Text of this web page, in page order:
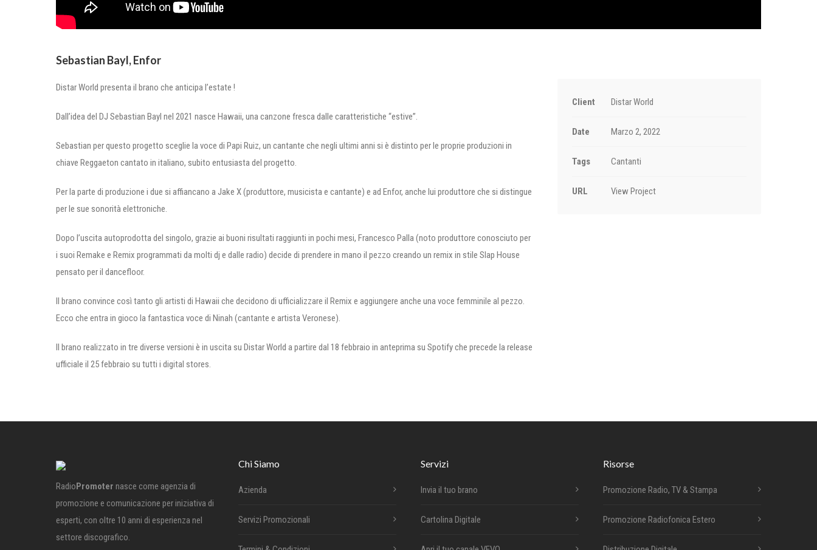
Sebastian Bayl, Enfor
Distar World presenta il brano che anticipa l’estate !
Dall’idea del DJ Sebastian Bayl nel 2021 nasce Hawaii, una canzone fresca dalle caratteristiche “estive”.
Sebastian per questo progetto sceglie la voce di Papi Ruiz, un cantante che negli ultimi anni si è distinto per le proprie produzioni in
chiave Reggaeton cantato in italiano, subito entusiasta del progetto.
Per la parte di produzione i due si affiancano a Jake X (produttore, musicista e cantante) e ad Enfor, anche lui produttore che si distingue
per le sue sonorità elettroniche.
Dopo l’uscita autoprodotta del singolo, grazie ai buoni risultati raggiunti in pochi mesi, Francesco Palla (noto produttore conosciuto per
i suoi Remake e Remix programmati da molti dj e dalle radio) decide di prendere in mano il pezzo creando un remix in stile Slap House
pensato per il dancefloor.
Il brano convince così tanto gli artisti di Hawaii che decidono di ufficializzare il Remix e aggiungere anche una voce femminile al pezzo.
Ecco che entra in gioco la fantastica voce di Ninah (cantante e artista Veronese).
Il brano realizzato in tre diverse versioni è in uscita su Distar World a partire dal 18 febbraio in anteprima su Spotify che precede la release
ufficiale il 25 febbraio su tutti i digital stores.
Client Distar World
Date Marzo 2, 2022
Tags Cantanti
URL View Project
Radio Promoter nasce come agenzia di
promozione e comunicazione per iniziativa di
esperti, con oltre 10 anni di esperienza nel
settore discografico.
Chi Siamo
Azienda
Servizi Promozionali
Servizi
Invia il tuo brano
Cartolina Digitale
Risorse
Promozione Radio, TV & Stampa
Promozione Radiofonica Estero